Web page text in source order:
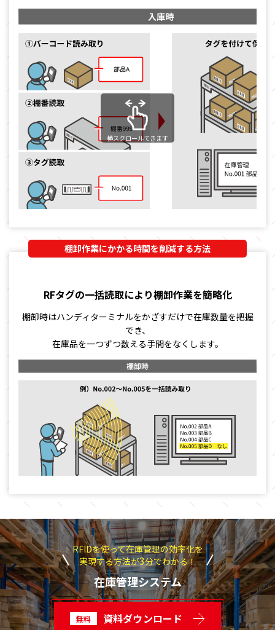
横スクロールできます
棚卸作業にかかる時間を削減する方法
RFタグの一括読取により棚卸作業を簡略化
棚卸時はハンディターミナルをかざすだけで在庫数量を把握
でき、
在庫品を一つずつ数える手間をなくします。
RFIDを使って在庫管理の効率化を
実現する方法が3分でわかる！
在庫管理システム
無料 資料ダウンロード